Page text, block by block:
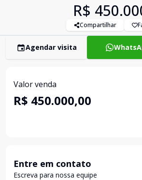
R$
Compartilhar
Agendar visita
Valor venda
R$ 450.000,00
Entre em contato
Escreva para nossa equipe